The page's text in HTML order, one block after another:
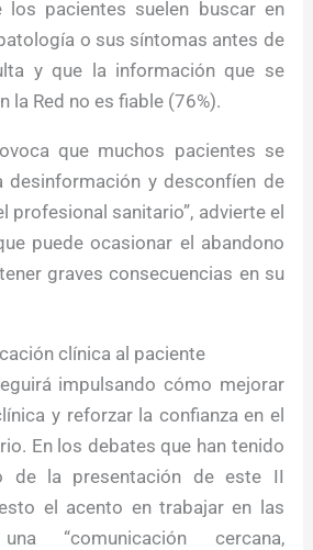
los pacientes suelen buscar en
o sus síntomas antes de
y que la información que se
la Red no es fiable (76%).
que muchos pacientes se
desinformación y desconfíen de
profesional sanitario”, advierte el
puede ocasionar el abandono
graves consecuencias en su
clínica al paciente
impulsando cómo mejorar
y reforzar la confianza en el
En los debates que han tenido
de la presentación de este II
el acento en trabajar en las
“comunicación cercana,